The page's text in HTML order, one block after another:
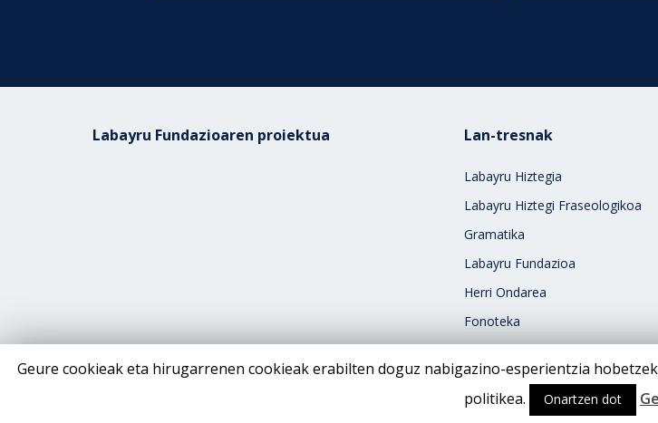
Labayru Fundazioaren proiektua Lan-tresnak
Labayru Hiztegia
Labayru Hiztegi Fraseologikoa
Gramatika
Labayru Fundazioa
Herri Ondarea
Fonoteka
Geure cookieak eta hirugarrenen cookieak erabilten doguz nabigazino-esperientzia
politikea.
Onartzen dot